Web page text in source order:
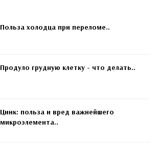
Польза холодца при переломе..
Продуло грудную клетку - что делать..
Цинк: польза и вред важнейшего
микроэлемента..